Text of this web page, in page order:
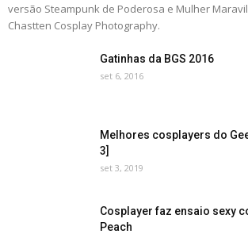
versão Steampunk de Poderosa e Mulher
Chastten Cosplay Photography.
Gatinhas da BGS 2016
set 6, 2016
Melhores cosplayers do
3]
set 3, 2019
Cosplayer faz ensaio sexy
Peach